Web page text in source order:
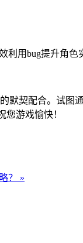
契配合。试图
游戏愉快！
？ »